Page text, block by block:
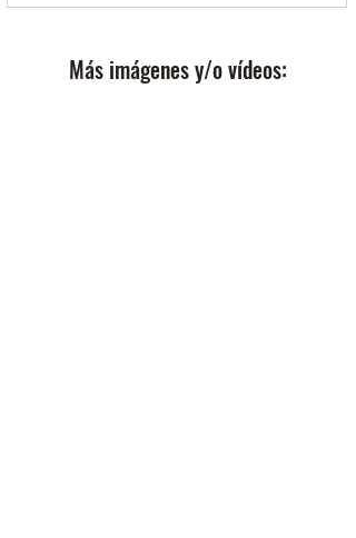
Más imágenes y/o vídeos: